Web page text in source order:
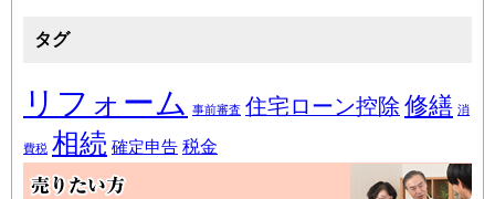
タグ
リフォーム 事前審査 住宅ローン控除 修繕 消
費税 相続 確定申告 税金